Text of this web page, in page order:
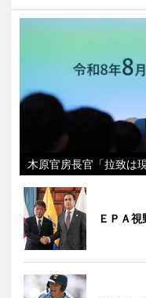
木原官房長官「拉致は
ＥＰＡ